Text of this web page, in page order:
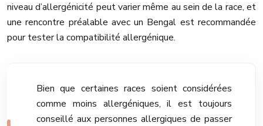
niveau d’allergénicité peut varier même au sein de la race, et
une rencontre préalable avec un Bengal est recommandée
pour tester la compatibilité allergénique.
Bien que certaines races soient considérées
comme moins allergéniques, il est toujours
conseillé aux personnes allergiques de passer